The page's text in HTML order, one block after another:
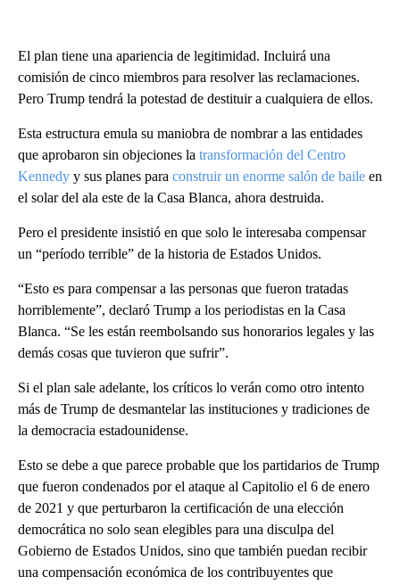
El plan tiene una apariencia de legitimidad. Incluirá una
comisión de cinco miembros para resolver las reclamaciones.
Pero Trump tendrá la potestad de destituir a cualquiera de ellos.
Esta estructura emula su maniobra de nombrar a las entidades
que aprobaron sin objeciones la transformación del Centro
Kennedy y sus planes para construir un enorme salón de baile en
el solar del ala este de la Casa Blanca, ahora destruida.
Pero el presidente insistió en que solo le interesaba compensar
un “período terrible” de la historia de Estados Unidos.
“Esto es para compensar a las personas que fueron tratadas
horriblemente”, declaró Trump a los periodistas en la Casa
Blanca. “Se les están reembolsando sus honorarios legales y las
demás cosas que tuvieron que sufrir”.
Si el plan sale adelante, los críticos lo verán como otro intento
más de Trump de desmantelar las instituciones y tradiciones de
la democracia estadounidense.
Esto se debe a que parece probable que los partidarios de Trump
que fueron condenados por el ataque al Capitolio el 6 de enero
de 2021 y que perturbaron la certificación de una elección
democrática no solo sean elegibles para una disculpa del
Gobierno de Estados Unidos, sino que también puedan recibir
una compensación económica de los contribuyentes que